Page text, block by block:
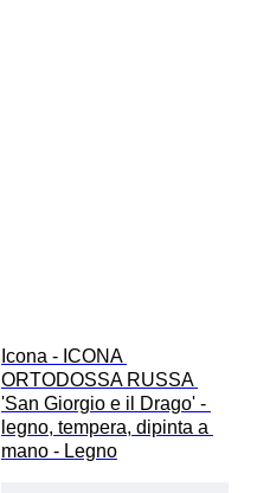
Icona - ICONA
ORTODOSSA RUSSA
'San Giorgio e il Drago' -
legno, tempera, dipinta a
mano - Legno